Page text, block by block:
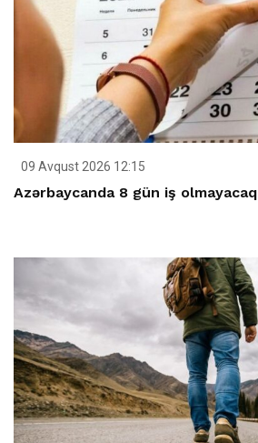
09 Avqust 2026 12:15
Azərbaycanda 8 gün iş olmayacaq